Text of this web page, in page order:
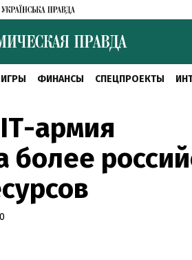
ФИНАНСЫ СПЕЦПРОЕКТЫ
армия
более